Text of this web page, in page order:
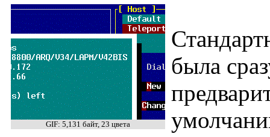
GIF: 5,131 байт, 23 цвета
была